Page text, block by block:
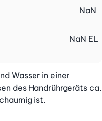
NaN
NaN EL
Wasser in einer
des Handrührgeräts ca.
ist.